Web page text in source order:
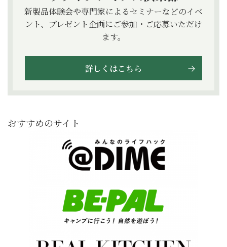
新製品体験会や専門家によるセミナーなどのイベ
ント、プレゼント企画にご参加・ご応募いただけ
ます。
詳しくはこちら
おすすめのサイト